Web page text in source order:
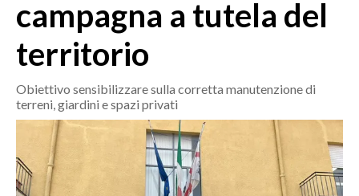
GALLURA
NUORO E PROVINCIA
OGLIASTRA
AGENDA
CRONACA
ITALIA
MONDO
campagna a tutela del
territorio
Obiettivo sensibilizzare sulla corretta manutenzione di
terreni, giardini e spazi privati